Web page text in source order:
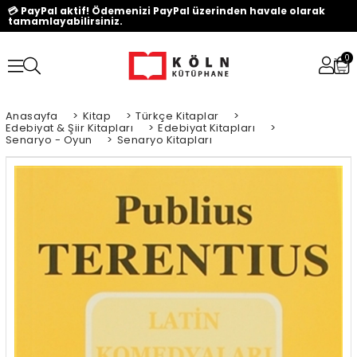
💳 PayPal aktif! Ödemenizi PayPal üzerinden havale olarak
tamamlayabilirsiniz.
0
Anasayfa > Kitap > Türkçe Kitaplar >
Edebiyat & Şiir Kitapları > Edebiyat Kitapları >
Senaryo - Oyun > Senaryo Kitapları